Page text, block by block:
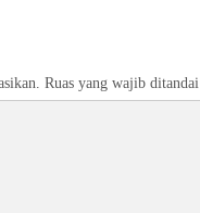
Ruas yang wajib ditandai